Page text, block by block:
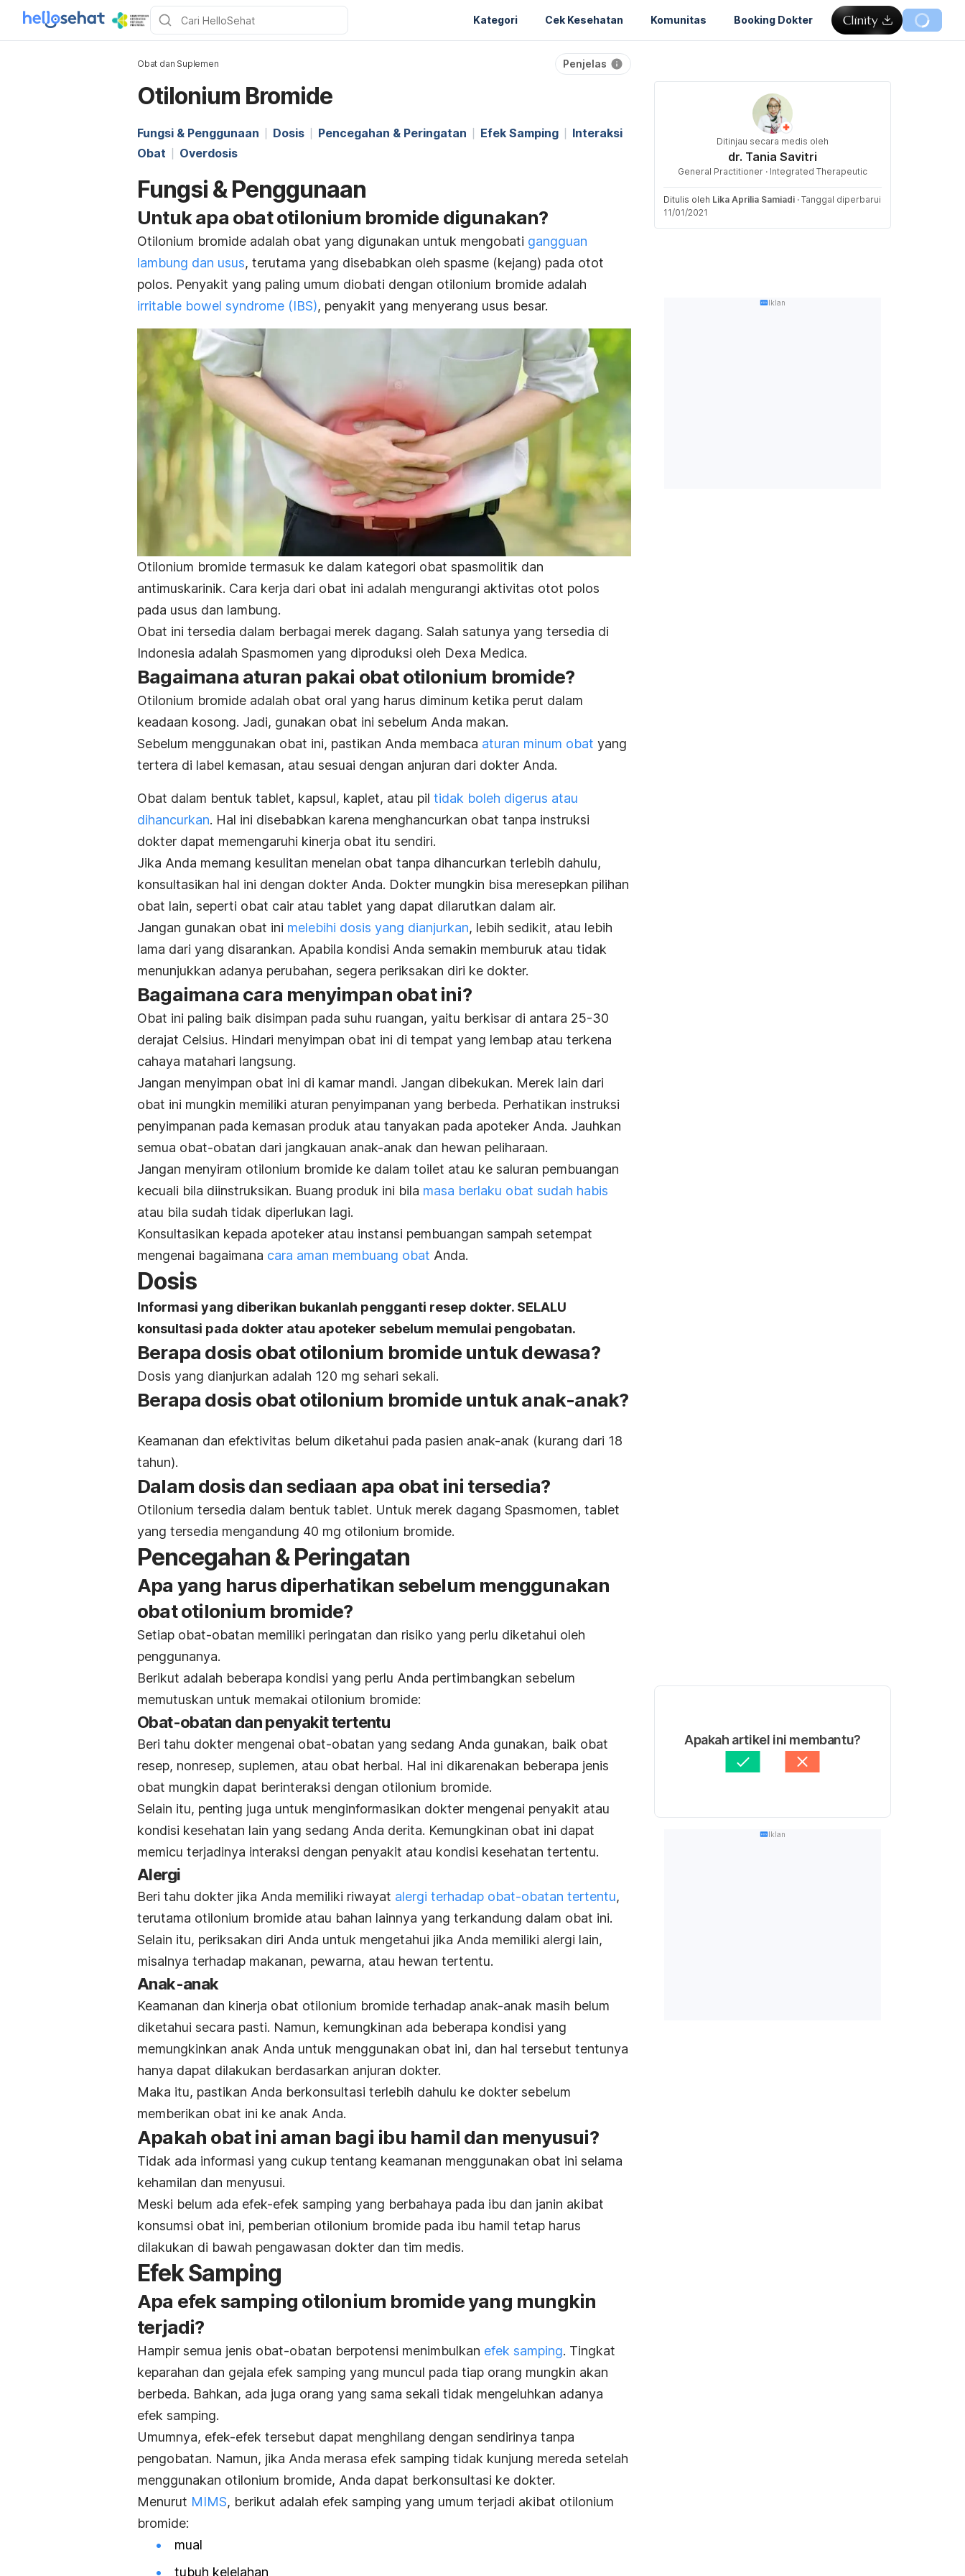
Kategori Cek Kesehatan Komunitas Booking Dokter
Obat dan Suplemen Penjelas
Otilonium Bromide
Fungsi & Penggunaan Dosis Pencegahan & Peringatan Efek Samping
Interaksi
Obat
Overdosis
Fungsi & Penggunaan
Untuk apa obat otilonium bromide digunakan?
Otilonium bromide adalah obat yang digunakan untuk mengobati gangguan
lambung dan usus, terutama yang disebabkan oleh spasme (kejang) pada otot
polos. Penyakit yang paling umum diobati dengan otilonium bromide adalah
irritable bowel syndrome (IBS), penyakit yang menyerang usus besar.
Otilonium bromide termasuk ke dalam kategori obat spasmolitik dan
antimuskarinik. Cara kerja dari obat ini adalah mengurangi aktivitas otot polos
pada usus dan lambung.
Obat ini tersedia dalam berbagai merek dagang. Salah satunya yang tersedia di
Indonesia adalah Spasmomen yang diproduksi oleh Dexa Medica.
Bagaimana aturan pakai obat otilonium bromide?
Otilonium bromide adalah obat oral yang harus diminum ketika perut dalam
keadaan kosong. Jadi, gunakan obat ini sebelum Anda makan.
Sebelum menggunakan obat ini, pastikan Anda membaca aturan minum obat yang
tertera di label kemasan, atau sesuai dengan anjuran dari dokter Anda.
Obat dalam bentuk tablet, kapsul, kaplet, atau pil tidak boleh digerus atau
dihancurkan. Hal ini disebabkan karena menghancurkan obat tanpa instruksi
dokter dapat memengaruhi kinerja obat itu sendiri.
Jika Anda memang kesulitan menelan obat tanpa dihancurkan terlebih dahulu,
konsultasikan hal ini dengan dokter Anda. Dokter mungkin bisa meresepkan pilihan
obat lain, seperti obat cair atau tablet yang dapat dilarutkan dalam air.
Jangan gunakan obat ini melebihi dosis yang dianjurkan, lebih sedikit, atau lebih
lama dari yang disarankan. Apabila kondisi Anda semakin memburuk atau tidak
menunjukkan adanya perubahan, segera periksakan diri ke dokter.
Bagaimana cara menyimpan obat ini?
Obat ini paling baik disimpan pada suhu ruangan, yaitu berkisar di antara 25-30
derajat Celsius. Hindari menyimpan obat ini di tempat yang lembap atau terkena
cahaya matahari langsung.
Jangan menyimpan obat ini di kamar mandi. Jangan dibekukan. Merek lain dari
obat ini mungkin memiliki aturan penyimpanan yang berbeda. Perhatikan instruksi
penyimpanan pada kemasan produk atau tanyakan pada apoteker Anda. Jauhkan
semua obat-obatan dari jangkauan anak-anak dan hewan peliharaan.
Jangan menyiram otilonium bromide ke dalam toilet atau ke saluran pembuangan
kecuali bila diinstruksikan. Buang produk ini bila masa berlaku obat sudah habis
atau bila sudah tidak diperlukan lagi.
Konsultasikan kepada apoteker atau instansi pembuangan sampah setempat
mengenai bagaimana cara aman membuang obat Anda.
Dosis
Informasi yang diberikan bukanlah pengganti resep dokter. SELALU
konsultasi pada dokter atau apoteker sebelum memulai pengobatan.
Berapa dosis obat otilonium bromide untuk dewasa?
Dosis yang dianjurkan adalah 120 mg sehari sekali.
Berapa dosis obat otilonium bromide untuk anak-anak?
Keamanan dan efektivitas belum diketahui pada pasien anak-anak (kurang dari 18
tahun).
Dalam dosis dan sediaan apa obat ini tersedia?
Otilonium tersedia dalam bentuk tablet. Untuk merek dagang Spasmomen, tablet
yang tersedia mengandung 40 mg otilonium bromide.
Pencegahan & Peringatan
Apa yang harus diperhatikan sebelum menggunakan
obat otilonium bromide?
Setiap obat-obatan memiliki peringatan dan risiko yang perlu diketahui oleh
penggunanya.
Berikut adalah beberapa kondisi yang perlu Anda pertimbangkan sebelum
memutuskan untuk memakai otilonium bromide:
Obat-obatan dan penyakit tertentu
Beri tahu dokter mengenai obat-obatan yang sedang Anda gunakan, baik obat
resep, nonresep, suplemen, atau obat herbal. Hal ini dikarenakan beberapa jenis
obat mungkin dapat berinteraksi dengan otilonium bromide.
Selain itu, penting juga untuk menginformasikan dokter mengenai penyakit atau
kondisi kesehatan lain yang sedang Anda derita. Kemungkinan obat ini dapat
memicu terjadinya interaksi dengan penyakit atau kondisi kesehatan tertentu.
Alergi
Beri tahu dokter jika Anda memiliki riwayat alergi terhadap obat-obatan tertentu,
terutama otilonium bromide atau bahan lainnya yang terkandung dalam obat ini.
Selain itu, periksakan diri Anda untuk mengetahui jika Anda memiliki alergi lain,
misalnya terhadap makanan, pewarna, atau hewan tertentu.
Anak-anak
Keamanan dan kinerja obat otilonium bromide terhadap anak-anak masih belum
diketahui secara pasti. Namun, kemungkinan ada beberapa kondisi yang
memungkinkan anak Anda untuk menggunakan obat ini, dan hal tersebut tentunya
hanya dapat dilakukan berdasarkan anjuran dokter.
Maka itu, pastikan Anda berkonsultasi terlebih dahulu ke dokter sebelum
memberikan obat ini ke anak Anda.
Apakah obat ini aman bagi ibu hamil dan menyusui?
Tidak ada informasi yang cukup tentang keamanan menggunakan obat ini selama
kehamilan dan menyusui.
Meski belum ada efek-efek samping yang berbahaya pada ibu dan janin akibat
konsumsi obat ini, pemberian otilonium bromide pada ibu hamil tetap harus
dilakukan di bawah pengawasan dokter dan tim medis.
Efek Samping
Apa efek samping otilonium bromide yang mungkin
terjadi?
Hampir semua jenis obat-obatan berpotensi menimbulkan efek samping. Tingkat
keparahan dan gejala efek samping yang muncul pada tiap orang mungkin akan
berbeda. Bahkan, ada juga orang yang sama sekali tidak mengeluhkan adanya
efek samping.
Umumnya, efek-efek tersebut dapat menghilang dengan sendirinya tanpa
pengobatan. Namun, jika Anda merasa efek samping tidak kunjung mereda setelah
menggunakan otilonium bromide, Anda dapat berkonsultasi ke dokter.
Menurut MIMS, berikut adalah efek samping yang umum terjadi akibat otilonium
bromide:
mual
tubuh kelelahan
Ditinjau secara medis oleh
dr. Tania Savitri
General Practitioner · Integrated Therapeutic
Ditulis oleh Lika Aprilia Samiadi · Tanggal diperbarui
11/01/2021
Iklan
Apakah artikel ini membantu?
Iklan